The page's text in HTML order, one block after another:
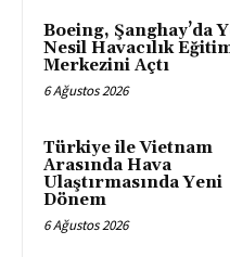
Boeing, Şanghay’da
Nesil Havacılık
Merkezini Açtı
6 Ağustos 2026
Türkiye ile Vietnam
Arasında Hava
Ulaştırmasında Yeni
Dönem
6 Ağustos 2026